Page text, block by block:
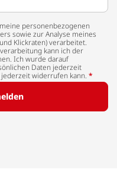
personenbezogenen
sowie zur Analyse meines
Klickraten) verarbeitet.
kann ich der
Ich wurde darauf
Daten jederzeit
widerrufen kann. *